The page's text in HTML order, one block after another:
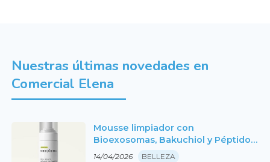
Nuestras últimas novedades en
Comercial Elena
Mousse limpiador con
Bioexosomas, Bakuchiol y Péptidos,
150ml. Neoxoma
14/04/2026 BELLEZA